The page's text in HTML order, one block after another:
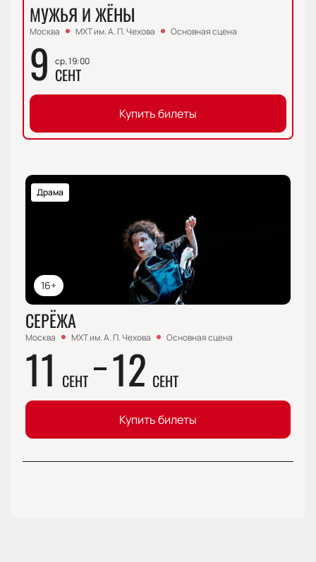
МУЖЬЯ И ЖЁНЫ
Москва МХТ им. А. П. Чехова Основная сцена
9 ср, 19:00
СЕНТ
Купить билеты
16+
Драма
СЕРЁЖА
Москва МХТ им. А. П. Чехова Основная сцена
11 СЕНТ 12 СЕНТ
Купить билеты